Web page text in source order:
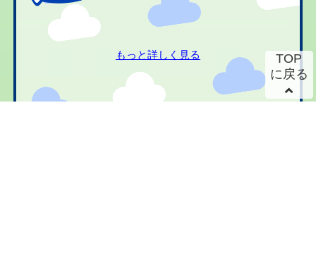
もっと詳しく見る
TOP
に戻る